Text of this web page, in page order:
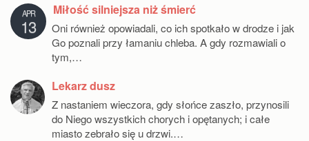
APR
13
Miłość silniejsza niż śmierć
Oni również opowiadali, co ich spotkało w drodze i jak
Go poznali przy łamaniu chleba. A gdy rozmawiali o
tym,…
Lekarz dusz
Z nastaniem wieczora, gdy słońce zaszło, przynosili
do Niego wszystkich chorych i opętanych; i całe
miasto zebrało się u drzwi.…